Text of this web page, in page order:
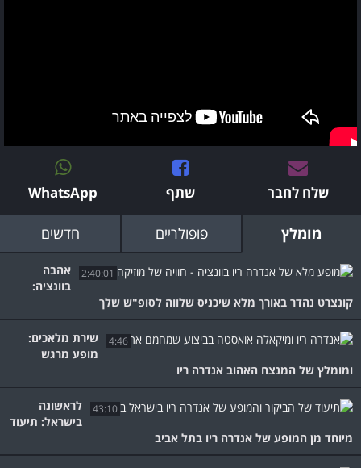
שלח לחבר שתף WhatsApp
מומלץ פופולריים חדשים
2:40:01
אהבה
בוונציה:
קונצרט נהדר באורך מלא שיכניס שלווה לסופ"ש שלך
4:46
שירת מלאכים:
מופע מרגש
ומומלץ של המנצח האהוב אנדרה ריו
43:10
לראשונה
בישראל: תיעוד
מיוחד מן המופע של אנדרה ריו בתל אביב